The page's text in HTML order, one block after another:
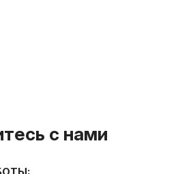
с нами